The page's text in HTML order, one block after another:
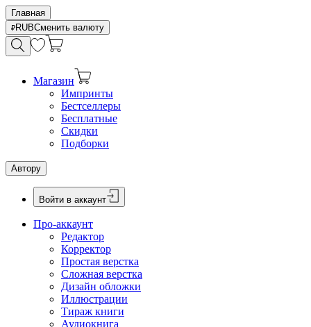
Главная
RUBСменить валюту
Магазин
Импринты
Бестселлеры
Бесплатные
Скидки
Подборки
Автору
Войти в аккаунт
Про-аккаунт
Редактор
Корректор
Простая верстка
Сложная верстка
Дизайн обложки
Иллюстрации
Тираж книги
Аудиокнига